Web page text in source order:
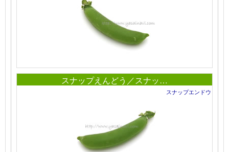
スナップえんどう／スナッ…
スナップエンドウ